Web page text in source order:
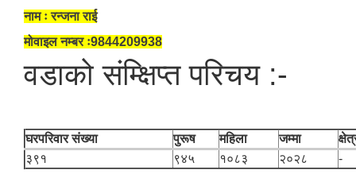
नाम ः रन्जना राई
मोवाइल नम्बर ः9844209938
वडाको संम्क्षिप्त परिचय :-
घरपरिवार संख्या पुरूष महिला जम्मा
३९१
९४५ १०८३ २०२८ -